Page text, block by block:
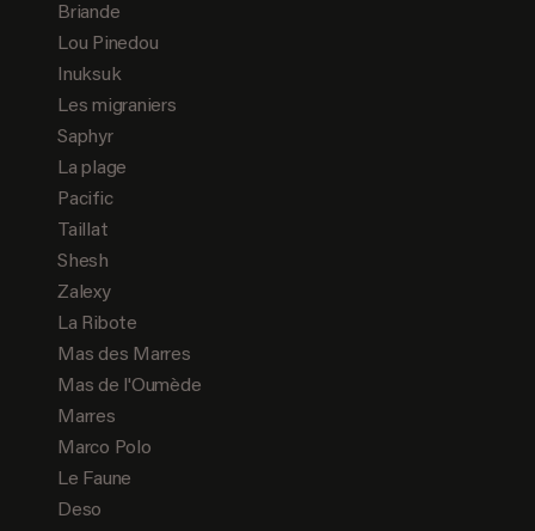
Briande
Lou Pinedou
Inuksuk
Les migraniers
Saphyr
La plage
Pacific
Taillat
Shesh
Zalexy
La Ribote
Mas des Marres
Mas de l'Oumède
Marres
Marco Polo
Le Faune
Deso